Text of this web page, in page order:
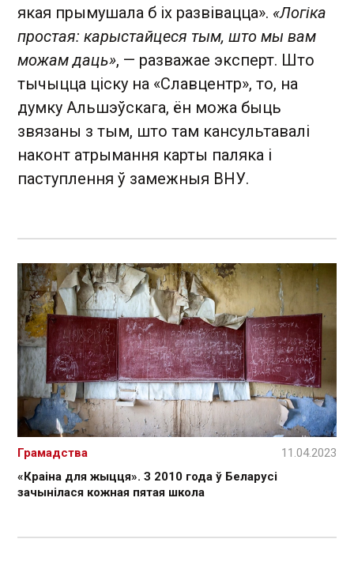
якая прымушала б іх развівацца». «Логіка
простая: карыстайцеся тым, што мы вам
можам даць», — разважае эксперт. Што
тычыцца ціску на «Славцентр», то, на
думку Альшэўскага, ён можа быць
звязаны з тым, што там кансультавалі
наконт атрымання карты паляка і
паступлення ў замежныя ВНУ.
«Краіна для жыцця». З 2010 года ў Беларусі
зачынілася кожная пятая школа
Грамадства 11.04.2023